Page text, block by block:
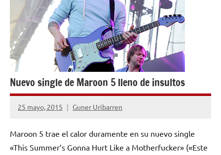
Nuevo single de Maroon 5 lleno de insultos
25 mayo, 2015 Guner Uribarren
No
comentarios
Maroon 5 trae el calor duramente en su nuevo single
«This Summer’s Gonna Hurt Like a Motherfucker» («Este